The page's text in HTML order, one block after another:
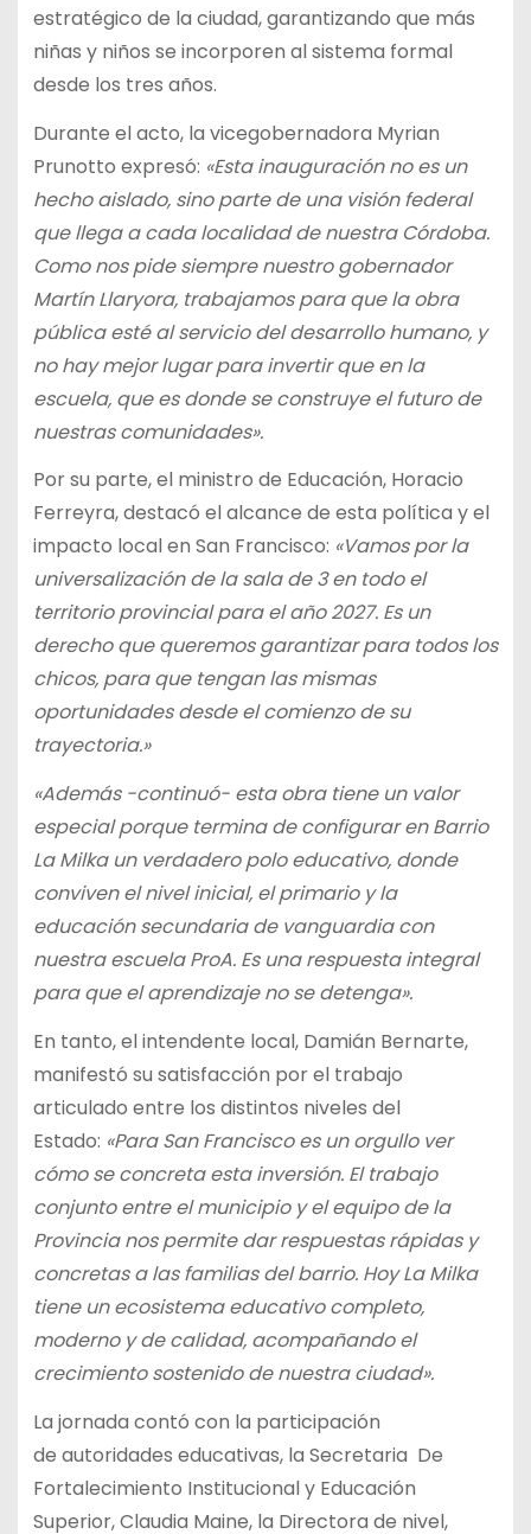
estratégico de la ciudad, garantizando que más
niñas y niños se incorporen al sistema formal
desde los tres años.
Durante el acto, la vicegobernadora Myrian
Prunotto expresó: «Esta inauguración no es un
hecho aislado, sino parte de una visión federal
que llega a cada localidad de nuestra Córdoba.
Como nos pide siempre nuestro gobernador
Martín Llaryora, trabajamos para que la obra
pública esté al servicio del desarrollo humano, y
no hay mejor lugar para invertir que en la
escuela, que es donde se construye el futuro de
nuestras comunidades».
Por su parte, el ministro de Educación, Horacio
Ferreyra, destacó el alcance de esta política y el
impacto local en San Francisco: «Vamos por la
universalización de la sala de 3 en todo el
territorio provincial para el año 2027. Es un
derecho que queremos garantizar para todos los
chicos, para que tengan las mismas
oportunidades desde el comienzo de su
trayectoria.»
«Además -continuó- esta obra tiene un valor
especial porque termina de configurar en Barrio
La Milka un verdadero polo educativo, donde
conviven el nivel inicial, el primario y la
educación secundaria de vanguardia con
nuestra escuela ProA. Es una respuesta integral
para que el aprendizaje no se detenga».
En tanto, el intendente local, Damián Bernarte,
manifestó su satisfacción por el trabajo
articulado entre los distintos niveles del
Estado: «Para San Francisco es un orgullo ver
cómo se concreta esta inversión. El trabajo
conjunto entre el municipio y el equipo de la
Provincia nos permite dar respuestas rápidas y
concretas a las familias del barrio. Hoy La Milka
tiene un ecosistema educativo completo,
moderno y de calidad, acompañando el
crecimiento sostenido de nuestra ciudad».
La jornada contó con la participación
de autoridades educativas, la Secretaria De
Fortalecimiento Institucional y Educación
Superior, Claudia Maine, la Directora de nivel,